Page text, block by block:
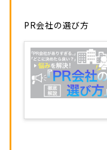
PR会社の選び方